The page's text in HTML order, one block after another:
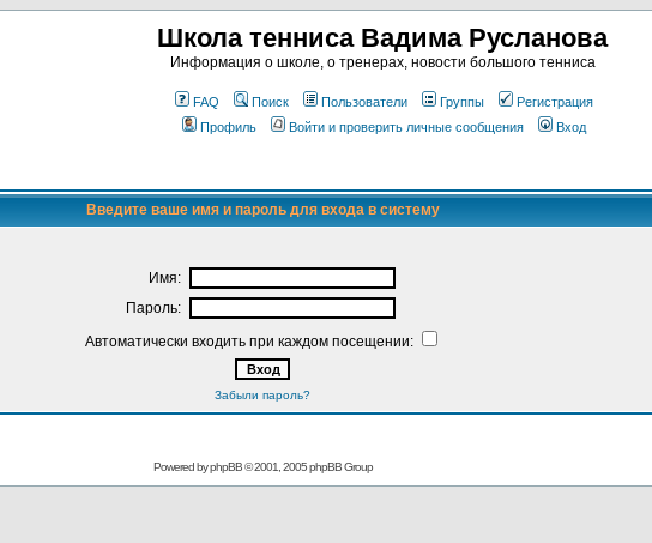
Школа тенниса Вадима Русланова
Информация о школе, о тренерах, новости большого тенниса
FAQ Поиск Пользователи Группы
Регистрация
Профиль
Войти и проверить личные сообщения Вход
Введите ваше имя и пароль для входа в систему
Имя:
Пароль:
Автоматически входить при каждом посещении:
Забыли пароль?
Powered byphpBB© 2001, 2005 phpBB Group